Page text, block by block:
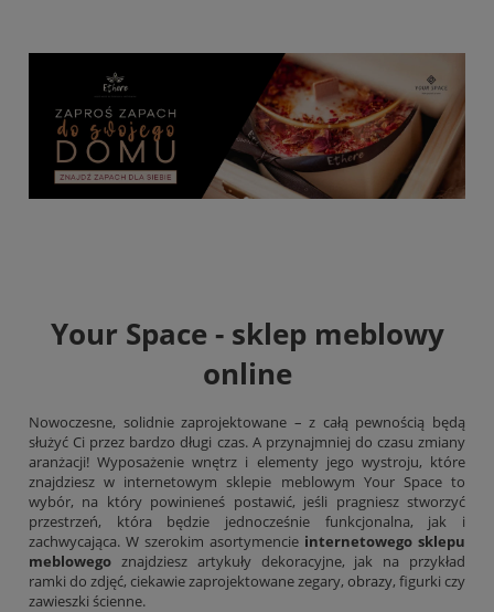
Your Space - sklep meblowy
online
Nowoczesne, solidnie zaprojektowane – z całą pewnością będą
służyć Ci przez bardzo długi czas. A przynajmniej do czasu zmiany
aranżacji! Wyposażenie wnętrz i elementy jego wystroju, które
znajdziesz w internetowym sklepie meblowym Your Space to
wybór, na który powinieneś postawić, jeśli pragniesz stworzyć
przestrzeń, która będzie jednocześnie funkcjonalna, jak i
zachwycająca. W szerokim asortymencie internetowego sklepu
meblowego znajdziesz artykuły dekoracyjne, jak na przykład
ramki do zdjęć, ciekawie zaprojektowane zegary, obrazy, figurki czy
zawieszki ścienne.